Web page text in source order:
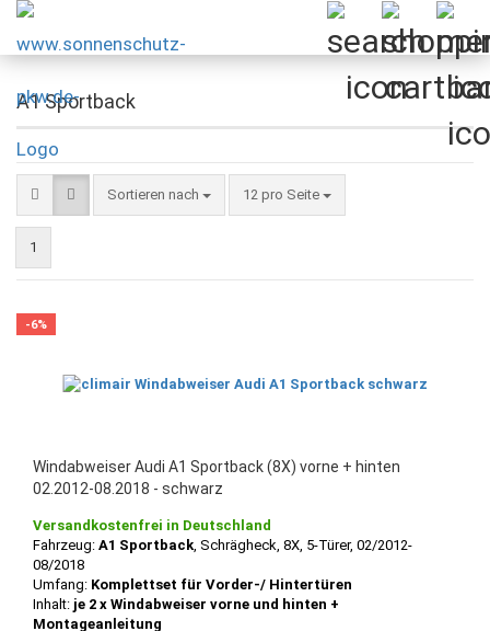
A1 Sportback
Sortieren nach
Sortieren nach 12 pro Seite
pro Seite
1
-6%
Windabweiser Audi A1 Sportback (8X) vorne + hinten
02.2012-08.2018 - schwarz
Versandkostenfrei in Deutschland
Fahrzeug: A1 Sportback, Schrägheck, 8X, 5-Türer, 02/2012-
08/2018
Umfang: Komplettset für Vorder-/ Hintertüren
Inhalt: je 2 x Windabweiser vorne und hinten +
Montageanleitung